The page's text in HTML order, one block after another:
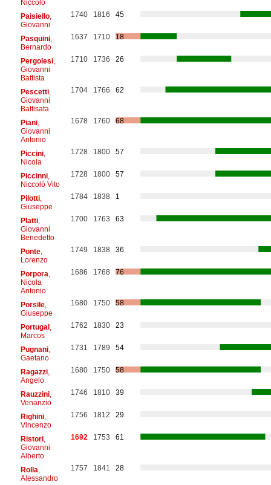
Niccolò
Paisiello,
Giovanni
1740 1816 45
Pasquini,
Bernardo
1637 1710 18
Pergolesi,
Giovanni
Battista
1710 1736 26
Pescetti,
Giovanni
Battisata
1704 1766 62
Piani,
Giovanni
Antonio
1678 1760 68
Piccini,
Nicola
1728 1800 57
Piccinni,
Niccolò Vito
1728 1800 57
Pilotti,
Giuseppe
1784 1838 1
Platti,
Giovanni
Benedetto
1700 1763 63
Ponte,
Lorenzo
1749 1838 36
Porpora
Nicola
Antonio
1686 1768 76
Porsile,
Giuseppe
1680 1750 58
Portugal,
Marcos
1762 1830 23
Pugnani,
Gaetano
1731 1789 54
Ragazzi,
Angelo
1680 1750 58
Rauzzini,
Venanzio
1746 1810 39
Righini,
Vincenzo
1756 1812 29
Ristori,
Giovanni
Alberto
1692 1753 61
Rolla
Alessandro
1757 1841 28